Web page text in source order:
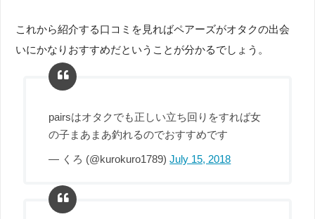
これから紹介する口コミを見ればペアーズがオタクの出会
いにかなりおすすめだということが分かるでしょう。
pairsはオタクでも正しい立ち回りをすれば女
の子まあまあ釣れるのでおすすめです
— くろ (@kurokuro1789)July 15, 2018